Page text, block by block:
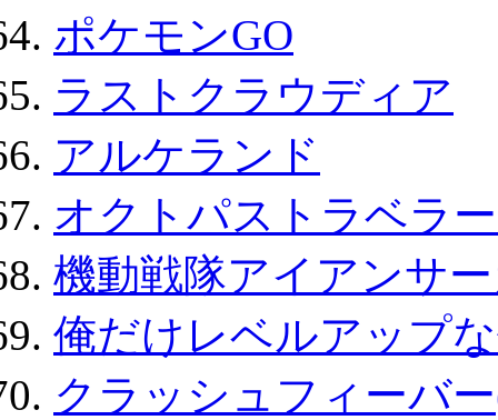
ポケモンGO
ラストクラウディア
アルケランド
オクトパストラベラ
機動戦隊アイアンサ
俺だけレベルアップ
クラッシュフィーバ